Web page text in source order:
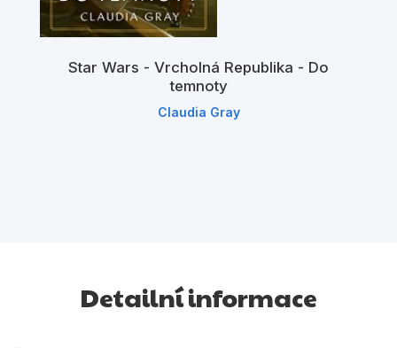
Star Wars - Vrcholná Republika - Do
temnoty
Claudia Gray
Detailní informace